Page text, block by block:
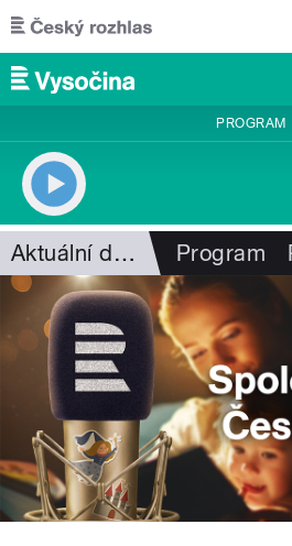
Přejít k hlavnímu obsahu
PROGRAM
Aktuální dění Program